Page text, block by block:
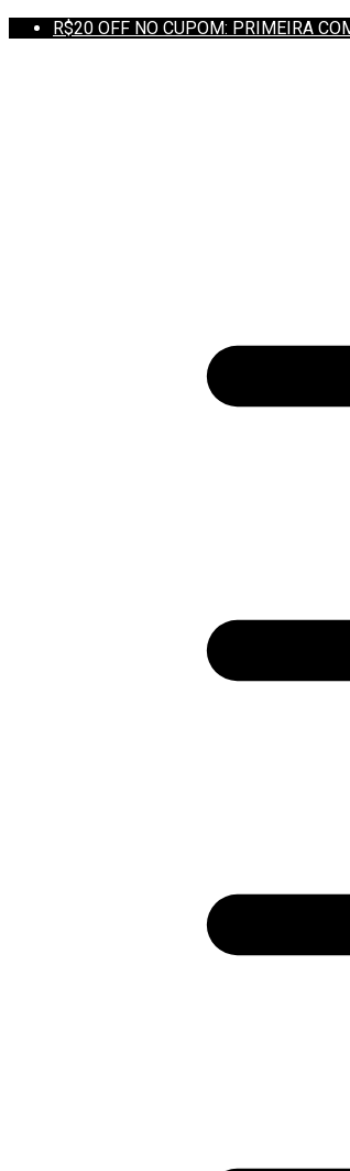
R$20 OFF NO CUPOM: PRIMEIRA